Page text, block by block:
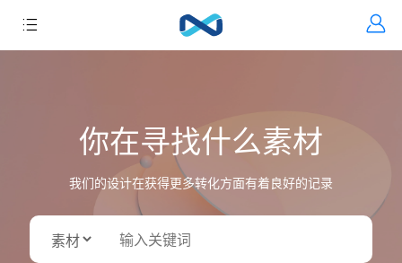
你在寻找什么素材
我们的设计在获得更多转化方面有着良好的记录